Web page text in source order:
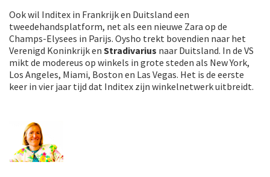
Ook wil Inditex in Frankrijk en Duitsland een
tweedehandsplatform, net als een nieuwe Zara op de
Champs-Elysees in Parijs. Oysho trekt bovendien naar het
Verenigd Koninkrijk en Stradivarius naar Duitsland. In de VS
mikt de modereus op winkels in grote steden als New York,
Los Angeles, Miami, Boston en Las Vegas. Het is de eerste
keer in vier jaar tijd dat Inditex zijn winkelnetwerk uitbreidt.